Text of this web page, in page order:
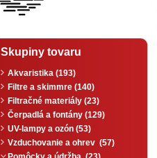
Skupiny tovaru
Akvaristika (193)
Filtre a skimmre (140)
Filtračné materiály (23)
Čerpadlá a fontány (129)
UV-lampy a ozón (53)
Vzduchovanie a ohrev (57)